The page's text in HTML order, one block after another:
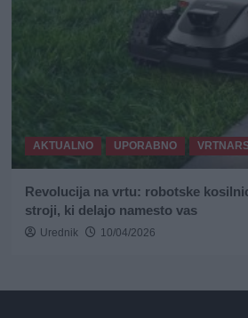
AKTUALNO UPORABNO
Revolucija na vrtu: robotske
stroji, ki delajo namesto vas
Urednik 10/04/2026